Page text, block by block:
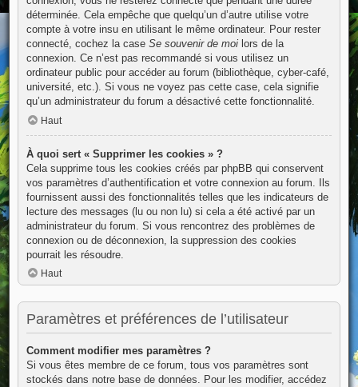
déterminée. Cela empêche que quelqu’un d’autre utilise votre
compte à votre insu en utilisant le même ordinateur. Pour rester
connecté, cochez la case Se souvenir de moilors de la
connexion. Ce n’est pas recommandé si vous utilisez un
ordinateur public pour accéder au forum (bibliothèque, cyber-café,
université, etc.). Si vous ne voyez pas cette case, cela signifie
qu’un administrateur du forum a désactivé cette fonctionnalité.
Haut
À quoi sert « Supprimer les cookies » ?
Cela supprime tous les cookies créés par phpBB qui conservent
vos paramètres d’authentification et votre connexion au forum. Ils
fournissent aussi des fonctionnalités telles que les indicateurs de
lecture des messages (lu ou non lu) si cela a été activé par un
administrateur du forum. Si vous rencontrez des problèmes de
connexion ou de déconnexion, la suppression des cookies
pourrait les résoudre.
Haut
Paramètres et préférences de l’utilisateur
Comment modifier mes paramètres ?
Si vous êtes membre de ce forum, tous vos paramètres sont
stockés dans notre base de données. Pour les modifier, accédez